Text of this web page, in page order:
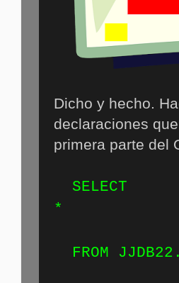
Dicho y hecho.
declaraciones
primera parte del
SELECT
FROM